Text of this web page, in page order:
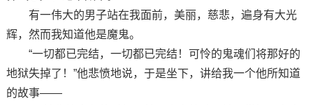
有一伟大的男子站在我面前，美丽，慈悲，遍身有大光
辉，然而我知道他是魔鬼。
“一切都已完结，一切都已完结！可怜的鬼魂们将那好的
地狱失掉了！”他悲愤地说，于是坐下，讲给我一个他所知道
的故事——